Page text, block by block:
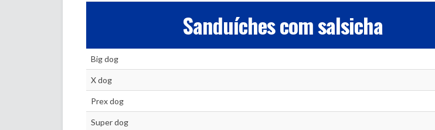
Sanduíches com salsicha
Big dog
X dog
Prex dog
Super dog